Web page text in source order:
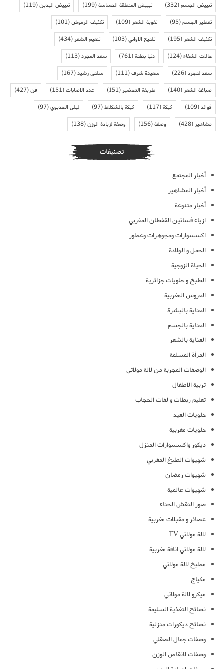
تبييض الجسم(332) تبييض المنطقة الحساسة(199) تبييض اليدين(119)
تعطير الجسم(95) تقوية الشعر(109) تكثيف الرموش(101)
تكثيف الشعر(195) تلميع الاواني(103) تنعيم الشعر(434)
حالات الشفاء(124) دنيا بطمة(761) سعد المجرد(113)
سعد لمجرد(226) سعيدة شرف(111) سلمى رشيد(167)
صباغة الشعر(140) طريقة التحضير(151) عدد الاصابات(151) فن(427)
فوائد(109) كيكة(117) كيكة بالشكلاط(97) ليلى الحديوي(97)
مشاهير(428) وصفة(156) وصفة لزيادة الوزن(138)
تصنيفات
أخبار المجتمع
أخبار المشاهير
أخبار متنوعة
ازياء فساتين القفطان المغربي
اكسسوارات ومجوهرات وعطور
الحمل و الولادة
الحياة الزوجية
الطبخ و حلويات جزائرية
العروس المغربية
العناية بالبشرة
العناية بالجسم
العناية بالشعر
المرأة المسلمة
الوصفات المجربة من لالة مولاتي
تربية الاطفال
تعليم ربطات و لفات الحجاب
حلويات العيد
حلويات مغربية
ديكور واكسسوارات المنزل
شهيوات الطبخ المغربي
شهيوات رمضان
شهيوات عالمية
صور النقش الحناء
عصائر و مقبلات مغربية
لالة مولاتي TV
لالة مولاتي اناقة مغربية
مطبخ لالة مولاتي
مكياج
ميكرو لالة مولاتي
نصائح التغذية السليمة
نصائح ديكورات منزلية
وصفات جمال الصقلي
وصفات لانقاص الوزن